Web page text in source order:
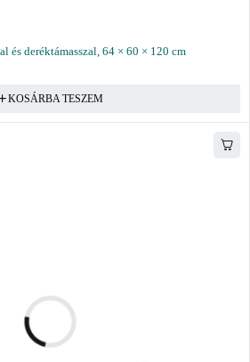
és deréktámasszal, 64 × 60 × 120 cm
KOSÁRBA TESZEM